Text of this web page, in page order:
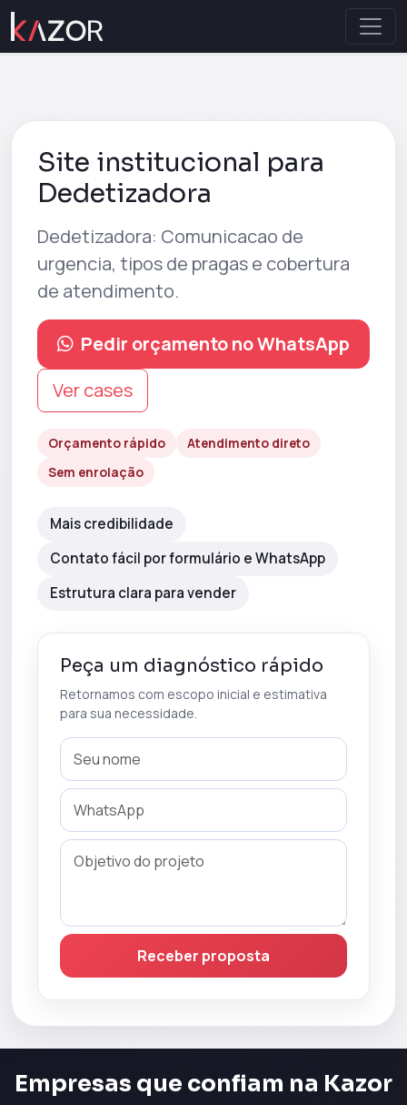
Site institucional para
Dedetizadora
Dedetizadora: Comunicacao de
urgencia, tipos de pragas e cobertura
de atendimento.
Pedir orçamento no WhatsApp
Ver cases
Orçamento rápido
Atendimento direto
Sem enrolação
Mais credibilidade
Contato fácil por formulário e WhatsApp
Estrutura clara para vender
Peça um diagnóstico rápido
Retornamos com escopo inicial e estimativa
para sua necessidade.
Receber proposta
Empresas que confiam na Kazor